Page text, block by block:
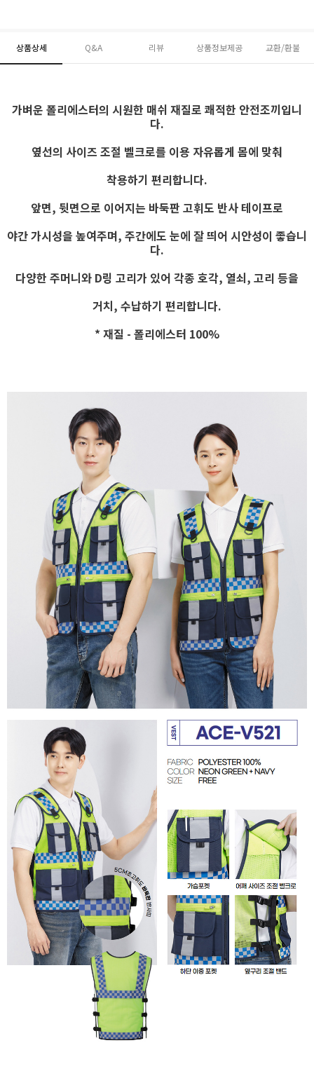
상품상세 Q&A 리뷰 상품정보제공 교환/환불
가벼운 폴리에스터의 시원한 매쉬 재질로 쾌적한 안전조끼입니
다.
옆선의 사이즈 조절 벨크로를 이용 자유롭게 몸에 맞춰
착용하기 편리합니다.
앞면, 뒷면으로 이어지는 바둑판 고휘도 반사 테이프로
야간 가시성을 높여주며, 주간에도 눈에 잘 띄어 시안성이 좋습니
다.
다양한 주머니와 D링 고리가 있어 각종 호각, 열쇠, 고리 등을
거치, 수납하기 편리합니다.
* 재질 - 폴리에스터 100%